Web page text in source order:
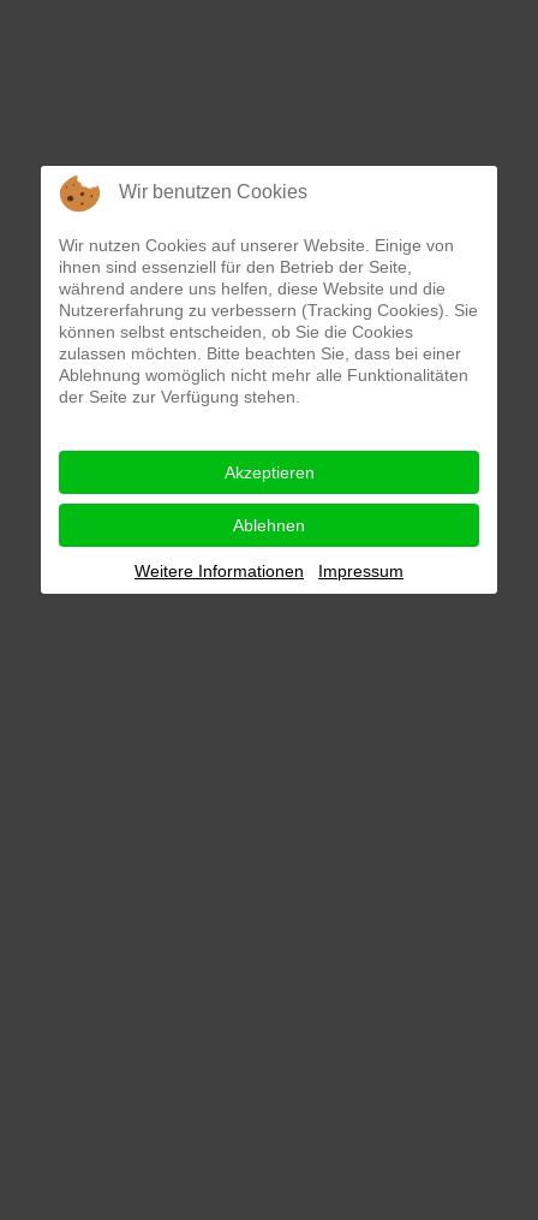
Wir benutzen Cookies
Wir nutzen Cookies auf unserer Website. Einige von
ihnen sind essenziell für den Betrieb der Seite,
während andere uns helfen, diese Website und die
Nutzererfahrung zu verbessern (Tracking Cookies). Sie
können selbst entscheiden, ob Sie die Cookies
zulassen möchten. Bitte beachten Sie, dass bei einer
Ablehnung womöglich nicht mehr alle Funktionalitäten
der Seite zur Verfügung stehen.
Akzeptieren
Ablehnen
Weitere Informationen Impressum